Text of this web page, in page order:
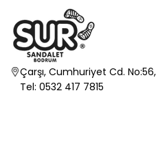
Çarşı, Cumhuriyet Cd.
Tel: 0532 417 7815